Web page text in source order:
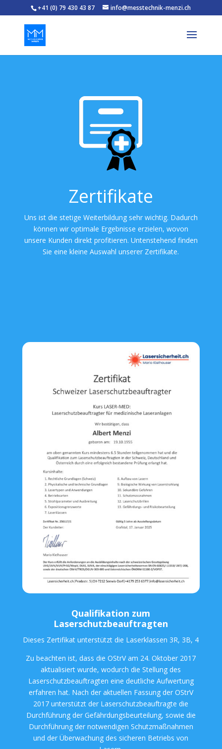
+41 (0) 79 430 43 87 info@messtechnik-menzi.ch
Zertifikate
Uns ist die stetige Weiterbildung sehr wichtig. Dadurch
können wir optimale Ergebnisse erzielen, wovon
unsere Kunden direkt profitieren. Untenstehend finden
Sie eine kleine Auswahl unserer Zertifikate.
Qualifikation zum
Laserschutzbeauftragten
Dieses Zertifikat unterstützt die Laserklassen 3R, 3B, 4
Zu beachten ist, dass die OStrV am 24. Oktober 2017
aktualisiert wurde, wodurch die Stellung des
Laserschutzbeauftragten eine deutliche Aufwertung
erfahren hat. Nach der aktuellen Fassung der OStrV
2017 unterstützt der Laserschutzbeauftragte die
Durchführung der Gefährdungsbeurteilung, sowie die
Durchführung der notwendigen Schutzmaßnahmen
und der Überwachung des sicheren Betriebs von